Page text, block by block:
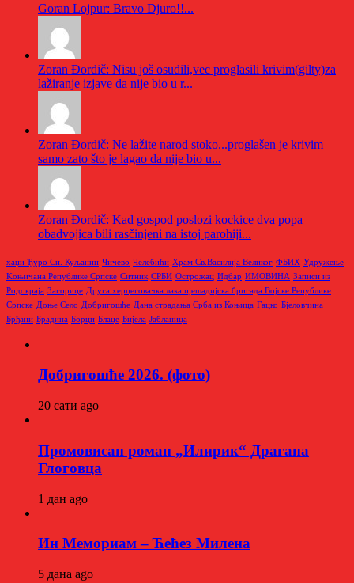
Goran Lojpur: Bravo Djuro!!...
Zoran Đordič: Nisu još osudili,vec proglasili krivim(gilty)za
lažiranje izjave da nije bio u r...
Zoran Đordič: Ne lažite narod stoko...proglašen je krivim
samo zato što je lagao da nije bio u...
Zoran Đordič: Kad gospod poslozi kockice dva popa
obadvojica bili rasčinjeni na istoj parohiji...
хаџи Ђуро Си. Куљанин Чичево Челебићи Храм Св.Василија Великог ФБИХ Удружење
Kоњичана Републике Српске Ситник СРБИ Острожац Идбар ИМОВИНА Записи из
Родoкраја Загорице Друга херцеговачка лака пјешадијска бригада Војске Републике
Српске Доње Село Добригошће Дана страдања Срба из Коњица Гацко Бјеловчина
Брђани Брадина Борци Блаце Бијела Јабланица
Добригошће 2026. (фото)
20 сати ago
Промовисан роман „Илирик“ Драгана
Глоговца
1 дан ago
Ин Мемориам – Ћећез Милена
5 дана ago